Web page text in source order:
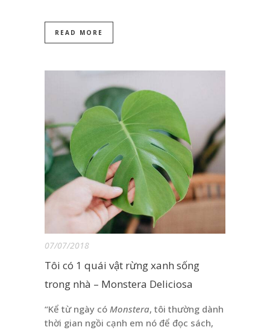
READ MORE
07/07/2018
Tôi có 1 quái vật rừng xanh sống
trong nhà – Monstera Deliciosa
“Kể từ ngày có Monstera, tôi thường dành
thời gian ngồi cạnh em nó để đọc sách,